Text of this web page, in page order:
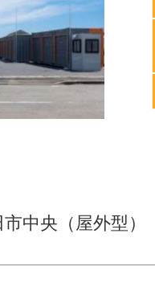
中央（屋外型）